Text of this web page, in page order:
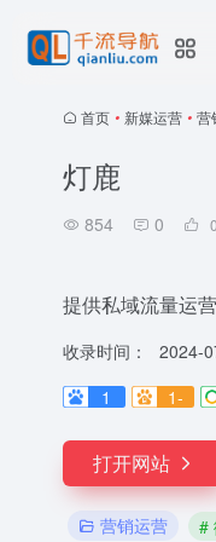
首页 • 新媒运营 • 营
灯鹿
854 0 0
提供私域流量运
收录时间：
2024-
1
1-
打开网站
营销运营 #